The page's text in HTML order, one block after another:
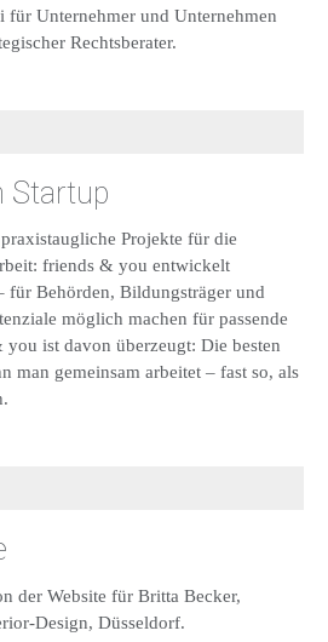
für Unternehmer und Unternehmen
Rechtsberater.
Startup
Projekte für die
friends & you entwickelt
für Behörden, Bildungsträger und
möglich machen für passende
ist davon überzeugt: Die besten
man gemeinsam arbeitet – fast so, als
der Website für Britta Becker,
Design, Düsseldorf.